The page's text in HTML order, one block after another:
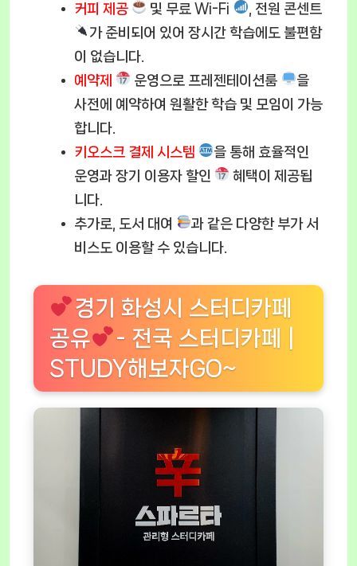
커피 제공
및 무료 Wi-Fi
, 전원 콘센트
가 준비되어 있어 장시간 학습에도 불편함
이 없습니다.
예약제
운영으로 프레젠테이션룸
을
사전에 예약하여 원활한 학습 및 모임이 가능
합니다.
키오스크 결제 시스템
을 통해 효율적인
운영과 장기 이용자 할인
혜택이 제공됩
니다.
추가로, 도서 대여
과 같은 다양한 부가 서
비스도 이용할 수 있습니다.
경기 화성시 스터디카페
공유
- 전국 스터디카페 |
STUDY해보자GO~